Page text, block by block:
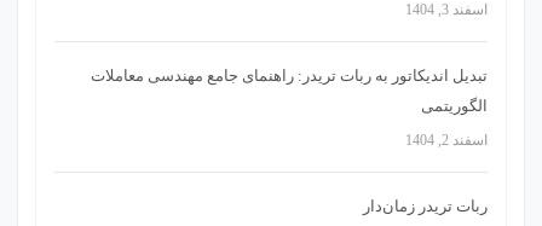
اسفند 3, 1404
تبدیل اندیکاتور به ربات تریدر: راهنمای جامع مهندسی معاملات
الگوریتمی
اسفند 2, 1404
ربات تریدر زمان‌دار